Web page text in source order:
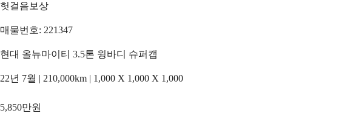
헛걸음보상
매물번호: 221347
현대 올뉴마이티 3.5톤 윙바디 슈퍼캡
22년 7월 | 210,000km | 1,000 X 1,000 X 1,000
5,850만원